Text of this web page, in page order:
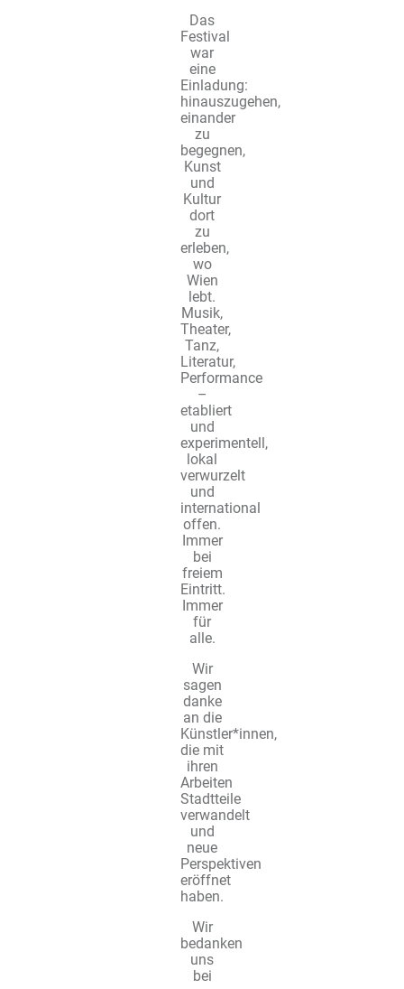
Das
Festival
war
eine
Einladung:
hinauszugehen,
einander
zu
begegnen,
Kunst
und
Kultur
dort
zu
erleben,
wo
Wien
lebt.
Musik,
Theater,
Tanz,
Literatur,
Performance
–
etabliert
und
experimentell,
lokal
verwurzelt
und
international
offen.
Immer
bei
freiem
Eintritt.
Immer
für
alle.
Wir
sagen
danke
an die
Künstler*innen,
die mit
ihren
Arbeiten
Stadtteile
verwandelt
und
neue
Perspektiven
eröffnet
haben.
Wir
bedanken
uns
bei